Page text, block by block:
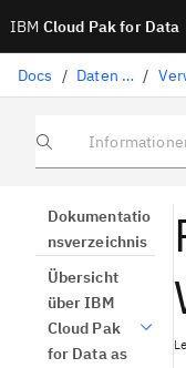
IBM Cloud Pak for Data
Docs / Daten vorbereiten /
Informationen suchen
Dokumentatio
nsverzeichnis
Übersicht
über IBM
Cloud Pak
for Data as